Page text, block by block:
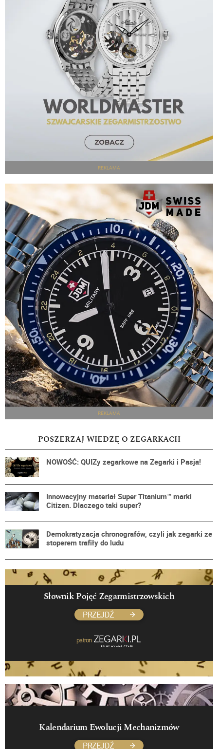
REKLAMA
REKLAMA
POSZERZAJ WIEDZĘ O ZEGARKACH
NOWOŚĆ: QUIZy zegarkowe na Zegarki i Pasja!
Innowacyjny materiał Super Titanium™ marki
Citizen. Dlaczego taki super?
Demokratyzacja chronografów, czyli jak zegarki ze
stoperem trafiły do ludu
Słownik Pojęć Zegarmistrzowskich
PRZEJDŹ
patron
Kalendarium Ewolucji Mechanizmów
PRZEJDŹ